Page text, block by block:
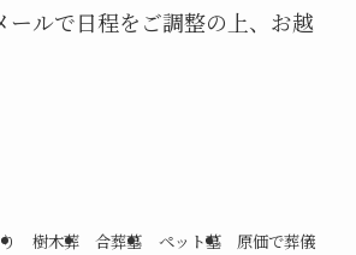
ールで日程をご調整の上、お越
樹木葬 合葬墓 ペット墓 原価で葬儀